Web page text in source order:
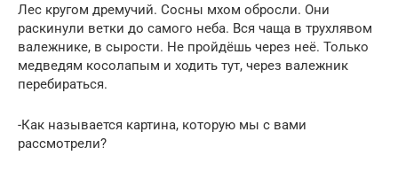
Лес кругом дремучий. Сосны мхом обросли. Они
раскинули ветки до самого неба. Вся чаща в трухлявом
валежнике, в сырости. Не пройдёшь через неё. Только
медведям косолапым и ходить тут, через валежник
перебираться.
-Как называется картина, которую мы с вами
рассмотрели?